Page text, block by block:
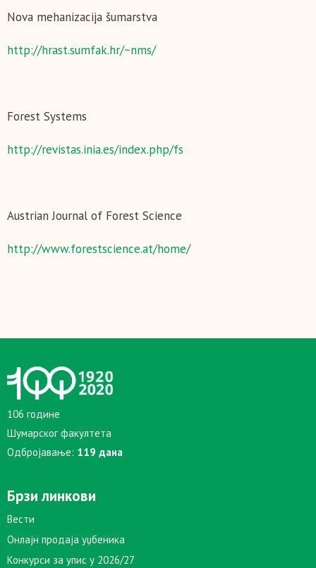
Nova mehanizacija šumarstva
http://hrast.sumfak.hr/~nms/
Forest Systems
http://revistas.inia.es/index.php/fs
Austrian Journal of Forest Science
http://www.forestscience.at/home/
106 године
Шумарског факултета
Одбројавање: 119 дана
Брзи линкови
Вести
Онлајн продаја уџбеника
Конкурси за упис у 2026/27